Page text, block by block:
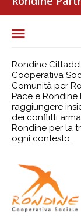
Rondine
Cooperativa
Comunità per
Pace e Rondine
raggiungere
dei conflitti
Rondine per la
ogni contesto.